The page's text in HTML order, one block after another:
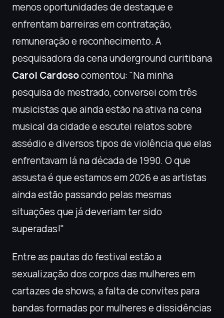
menos oportunidades de destaque e
enfrentam barreiras em contratação,
remuneração e reconhecimento. A
pesquisadora da cena underground curitibana
Carol Cardosocomentou: "Na minha
pesquisa de mestrado, conversei com três
musicistas que ainda estão na ativa na cena
musical da cidade e escutei relatos sobre
assédio e diversos tipos de violência que elas
enfrentavam lá na década de 1990. O que
assusta é que estamos em 2026 e as artistas
ainda estão passando pelas mesmas
situações que já deveriam ter sido
superadas!"
Entre as pautas do festival estão a
sexualização dos corpos das mulheres em
cartazes de shows, a falta de convites para
bandas formadas por mulheres e dissidências